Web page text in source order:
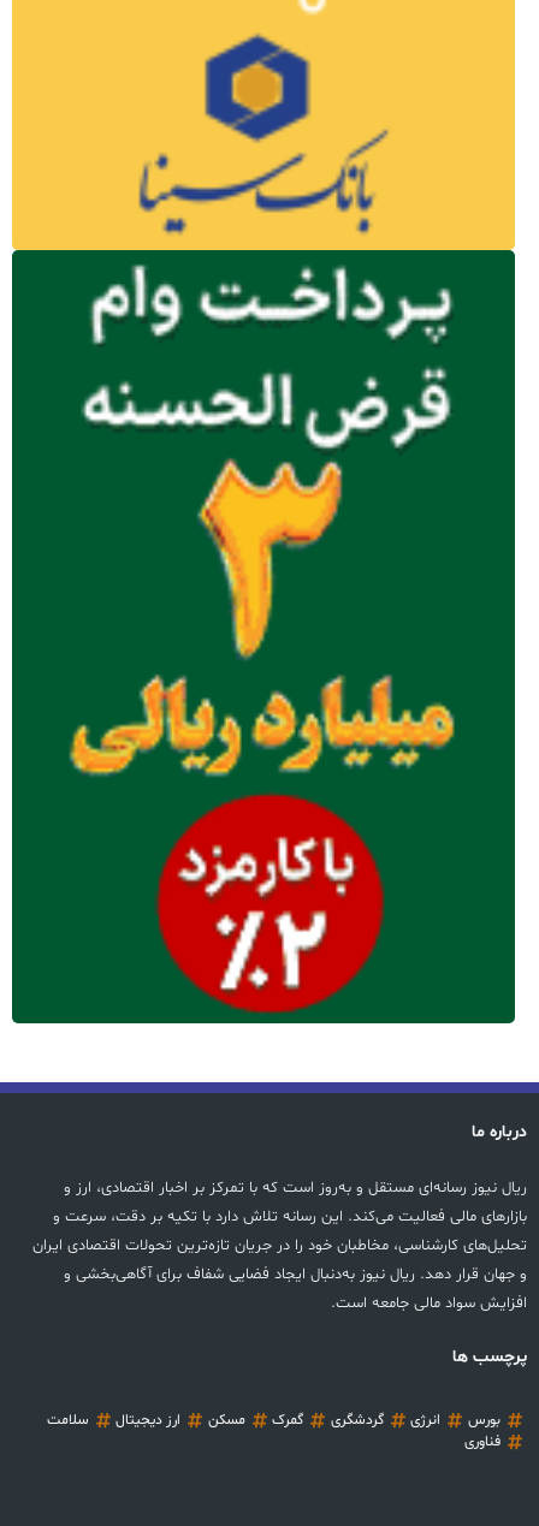
درباره ما
ریال نیوز رسانه‌ای مستقل و به‌روز است که با تمرکز بر اخبار اقتصادی، ارز و
بازارهای مالی فعالیت می‌کند. این رسانه تلاش دارد با تکیه بر دقت، سرعت و
تحلیل‌های کارشناسی، مخاطبان خود را در جریان تازه‌ترین تحولات اقتصادی ایران
و جهان قرار دهد. ریال نیوز به‌دنبال ایجاد فضایی شفاف برای آگاهی‌بخشی و
افزایش سواد مالی جامعه است.
پرچسب ها
بورس انرژی گردشگری گمرک مسکن ارز دیجیتال
سلامت
فناوری